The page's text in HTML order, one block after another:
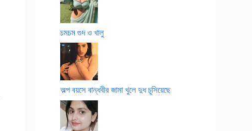
চমচম গুদ ও খালু
অল্প বয়সে বান্ধবীর জামা খুলে দুধ চুসিয়েছে